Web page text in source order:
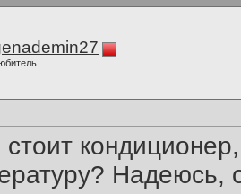
стоит
Надеюсь,